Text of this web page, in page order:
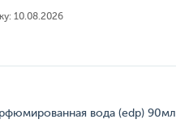
10.08.2026
вода (edp) 90мл